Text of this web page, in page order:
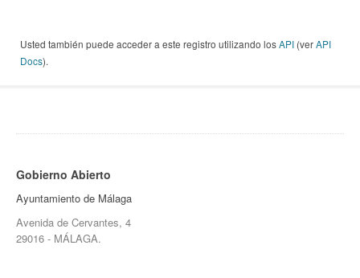
Usted también puede acceder a este registro utilizando losAPI (verAPI
Docs).
Gobierno Abierto
Ayuntamiento de Málaga
Avenida de Cervantes, 4
29016 - MÁLAGA.